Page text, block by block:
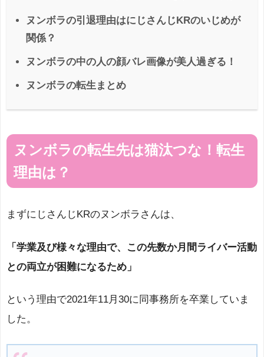
ヌンボラの引退理由はにじさんじKRのいじめが
関係？
ヌンボラの中の人の顔バレ画像が美人過ぎる！
ヌンボラの転生まとめ
ヌンボラの転生先は猫汰つな！転生
理由は？
まずにじさんじKRのヌンボラさんは、
「学業及び様々な理由で、この先数か月間ライバー活動
との両立が困難になるため」
という理由で2021年11月30に同事務所を卒業していま
した。